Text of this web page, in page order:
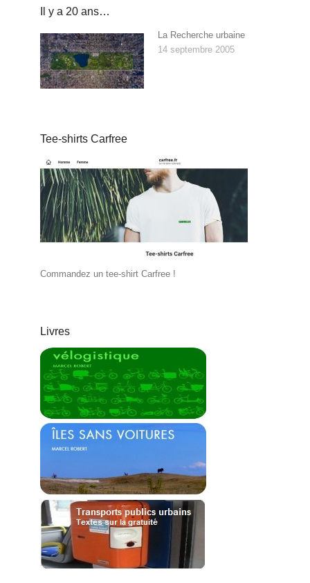
Il y a 20 ans…
La Recherche urbaine
14 septembre 2005
Tee-shirts Carfree
Commandez un tee-shirt Carfree !
Livres